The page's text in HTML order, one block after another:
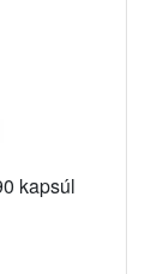
kapsúl